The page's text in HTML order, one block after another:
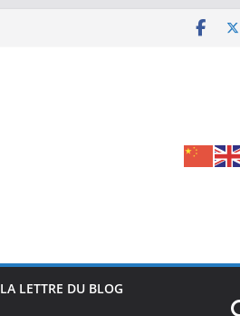
LA LETTRE DU BLOG